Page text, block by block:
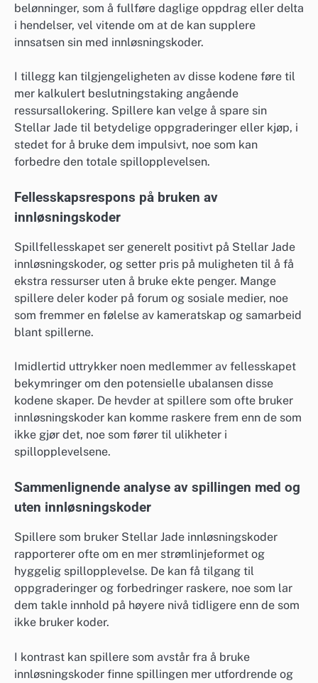
belønninger, som å fullføre daglige oppdrag eller delta
i hendelser, vel vitende om at de kan supplere
innsatsen sin med innløsningskoder.
I tillegg kan tilgjengeligheten av disse kodene føre til
mer kalkulert beslutningstaking angående
ressursallokering. Spillere kan velge å spare sin
Stellar Jade til betydelige oppgraderinger eller kjøp, i
stedet for å bruke dem impulsivt, noe som kan
forbedre den totale spillopplevelsen.
Fellesskapsrespons på bruken av
innløsningskoder
Spillfellesskapet ser generelt positivt på Stellar Jade
innløsningskoder, og setter pris på muligheten til å få
ekstra ressurser uten å bruke ekte penger. Mange
spillere deler koder på forum og sosiale medier, noe
som fremmer en følelse av kameratskap og samarbeid
blant spillerne.
Imidlertid uttrykker noen medlemmer av fellesskapet
bekymringer om den potensielle ubalansen disse
kodene skaper. De hevder at spillere som ofte bruker
innløsningskoder kan komme raskere frem enn de som
ikke gjør det, noe som fører til ulikheter i
spillopplevelsene.
Sammenlignende analyse av spillingen med og
uten innløsningskoder
Spillere som bruker Stellar Jade innløsningskoder
rapporterer ofte om en mer strømlinjeformet og
hyggelig spillopplevelse. De kan få tilgang til
oppgraderinger og forbedringer raskere, noe som lar
dem takle innhold på høyere nivå tidligere enn de som
ikke bruker koder.
I kontrast kan spillere som avstår fra å bruke
innløsningskoder finne spillingen mer utfordrende og